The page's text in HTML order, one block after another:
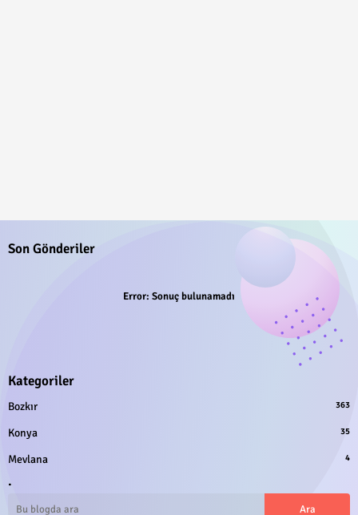
Son Gönderiler
Error: Sonuç bulunamadı
Kategoriler
Bozkır 363
Konya 35
Mevlana 4
.